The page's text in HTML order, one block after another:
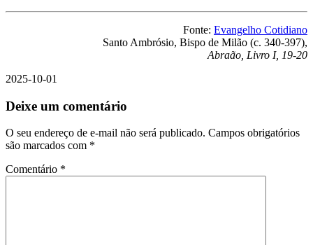
Fonte: Evangelho Cotidiano
Santo Ambrósio, Bispo de Milão (c. 340-397),
Abraão, Livro I, 19-20
2025-10-01
Deixe um comentário
O seu endereço de e-mail não será publicado. Campos obrigatórios
são marcados com *
Comentário *